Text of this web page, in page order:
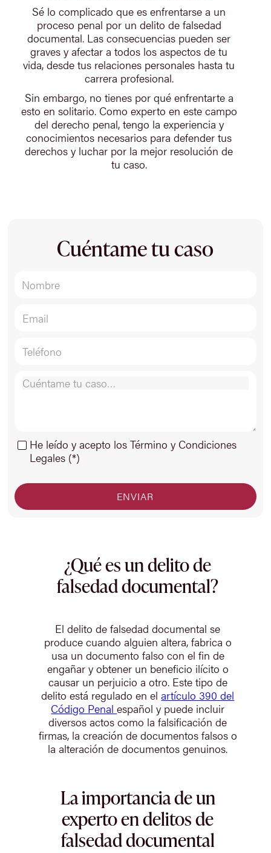
Sé lo complicado que es enfrentarse a un
proceso penal por un delito de falsedad
documental. Las consecuencias pueden ser
graves y afectar a todos los aspectos de tu
vida, desde tus relaciones personales hasta tu
carrera profesional.
Sin embargo, no tienes por qué enfrentarte a
esto en solitario. Como experto en este campo
del derecho penal, tengo la experiencia y
conocimientos necesarios para defender tus
derechos y luchar por la mejor resolución de
tu caso.
Cuéntame tu caso
He leído y acepto los Término y Condiciones
Legales (*)
¿Qué es un delito de
falsedad documental?
El delito de falsedad documental se
produce cuando alguien altera, fabrica o
usa un documento falso con el fin de
engañar y obtener un beneficio ilícito o
causar un perjuicio a otro. Este tipo de
delito está regulado en elartículo 390 del
Código Penalespañol y puede incluir
diversos actos como la falsificación de
firmas, la creación de documentos falsos o
la alteración de documentos genuinos.
La importancia de un
experto en delitos de
falsedad documental